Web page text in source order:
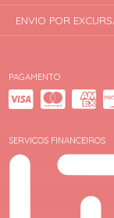
PAGAMENTO
SERVIÇOS FINANCEIROS
ENVIO POR